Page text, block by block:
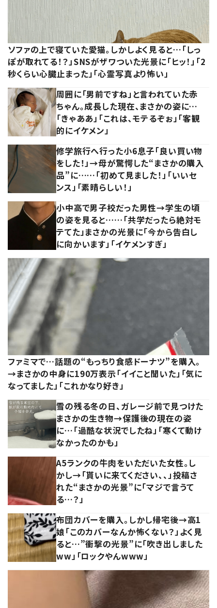
ソファの上で寝ていた愛猫。しかしよく見ると…「しっ
ぽが取れてる！？」SNSがザワついた光景に「ヒッ！」「2
秒くらい心臓止まった」「心霊写真より怖い」
周囲に「男前ですね」と言われていた赤
ちゃん。成長した現在、まさかの姿に…
「きゃああ」「これは、モテるぞぉ」「客観
的にイケメン」
修学旅行へ行った小6息子「良い買い物
をした！」→母が驚愕した“まさかの購入
品”に……「初めて見ました！」「いいセ
ンス」「素晴らしい！」
小中高で男子校だった男性→学生の頃
の姿を見ると……「共学だったら絶対モ
テてた」まさかの光景に「今から告白し
に向かいます」「イケメンすぎ」
ファミマで…話題の“もっちり食感ドーナツ”を購入。
→まさかの中身に190万表示「イイこと聞いた」「気に
なってました」「これかなり好き」
雪の残る冬の日、ガレージ前で見つけた
まさかの生き物→保護後の現在の姿
に…「過酷な状況でしたね」「寒くて動け
なかったのかも」
A5ランクの牛肉をいただいた女性。し
かし→「貰いに来てください、、」投稿さ
れた“まさかの光景”に「マジで言うて
る…？」
布団カバーを購入。しかし帰宅後→高1
娘「このカバーなんか怖くない？」よく見
ると…”衝撃の光景”に「吹き出しました
ww」「ロックやんwww」